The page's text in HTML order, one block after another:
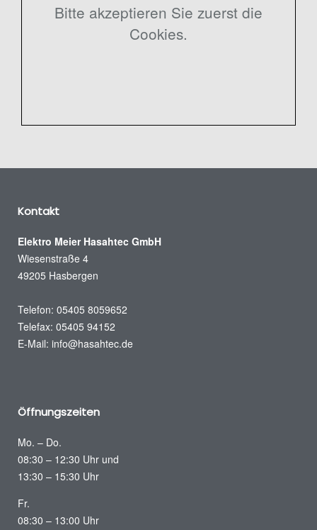
Bitte akzeptieren Sie zuerst die
Cookies.
Kontakt
Elektro Meier Hasahtec GmbH
Wiesenstraße 4
49205 Hasbergen
Telefon: 05405 8059652
Telefax: 05405 94152
E-Mail: info@hasahtec.de
Öffnungszeiten
Mo. – Do.
08:30 – 12:30 Uhr und
13:30 – 15:30 Uhr
Fr.
08:30 – 13:00 Uhr